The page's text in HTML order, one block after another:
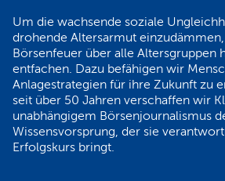
Um die wachsende soziale
drohende Altersarmut
Börsenfeuer über alle Altersgruppen
entfachen. Dazu befähigen wir
Anlagestrategien für ihre Zukunft zu
seit über 50 Jahren verschaffen wir
unabhängigem Börsenjournalismus
Wissensvorsprung, der sie
Erfolgskurs bringt.